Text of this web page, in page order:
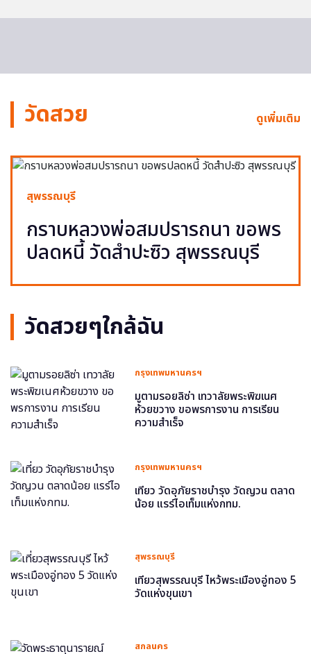
วัดสวย ดูเพิ่มเติม
สุพรรณบุรี
กราบหลวงพ่อสมปรารถนา ขอพร
ปลดหนี้ วัดสำปะซิว สุพรรณบุรี
วัดสวยๆใกล้ฉัน
กรุงเทพมหานครฯ
มูตามรอยลิซ่า เทวาลัยพระพิฆเนศ
ห้วยขวาง ขอพรการงาน การเรียน
ความสำเร็จ
กรุงเทพมหานครฯ
เที่ยว วัดอุภัยราชบำรุง วัดญวน ตลาด
น้อย แรร์ไอเท็มแห่งกทม.
สุพรรณบุรี
เที่ยวสุพรรณบุรี ไหว้พระเมืองอู่ทอง 5
วัดแห่งขุนเขา
สกลนคร